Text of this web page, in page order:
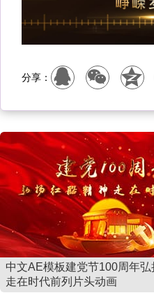
分享：
中文AE模板建党节100周年弘
走在时代前列片头动画